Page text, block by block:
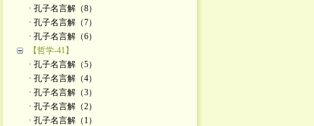
· 孔子名言解（8）
· 孔子名言解（7）
· 孔子名言解（6）
【哲学-41】
· 孔子名言解（5）
· 孔子名言解（4）
· 孔子名言解（3）
· 孔子名言解（2）
· 孔子名言解（1）